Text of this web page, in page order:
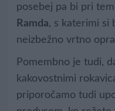
posebej pa bi pri
Ramda, s katerimi si
neizbežno vrtno
Pomembno je tudi,
kakovostnimi
priporočamo tudi